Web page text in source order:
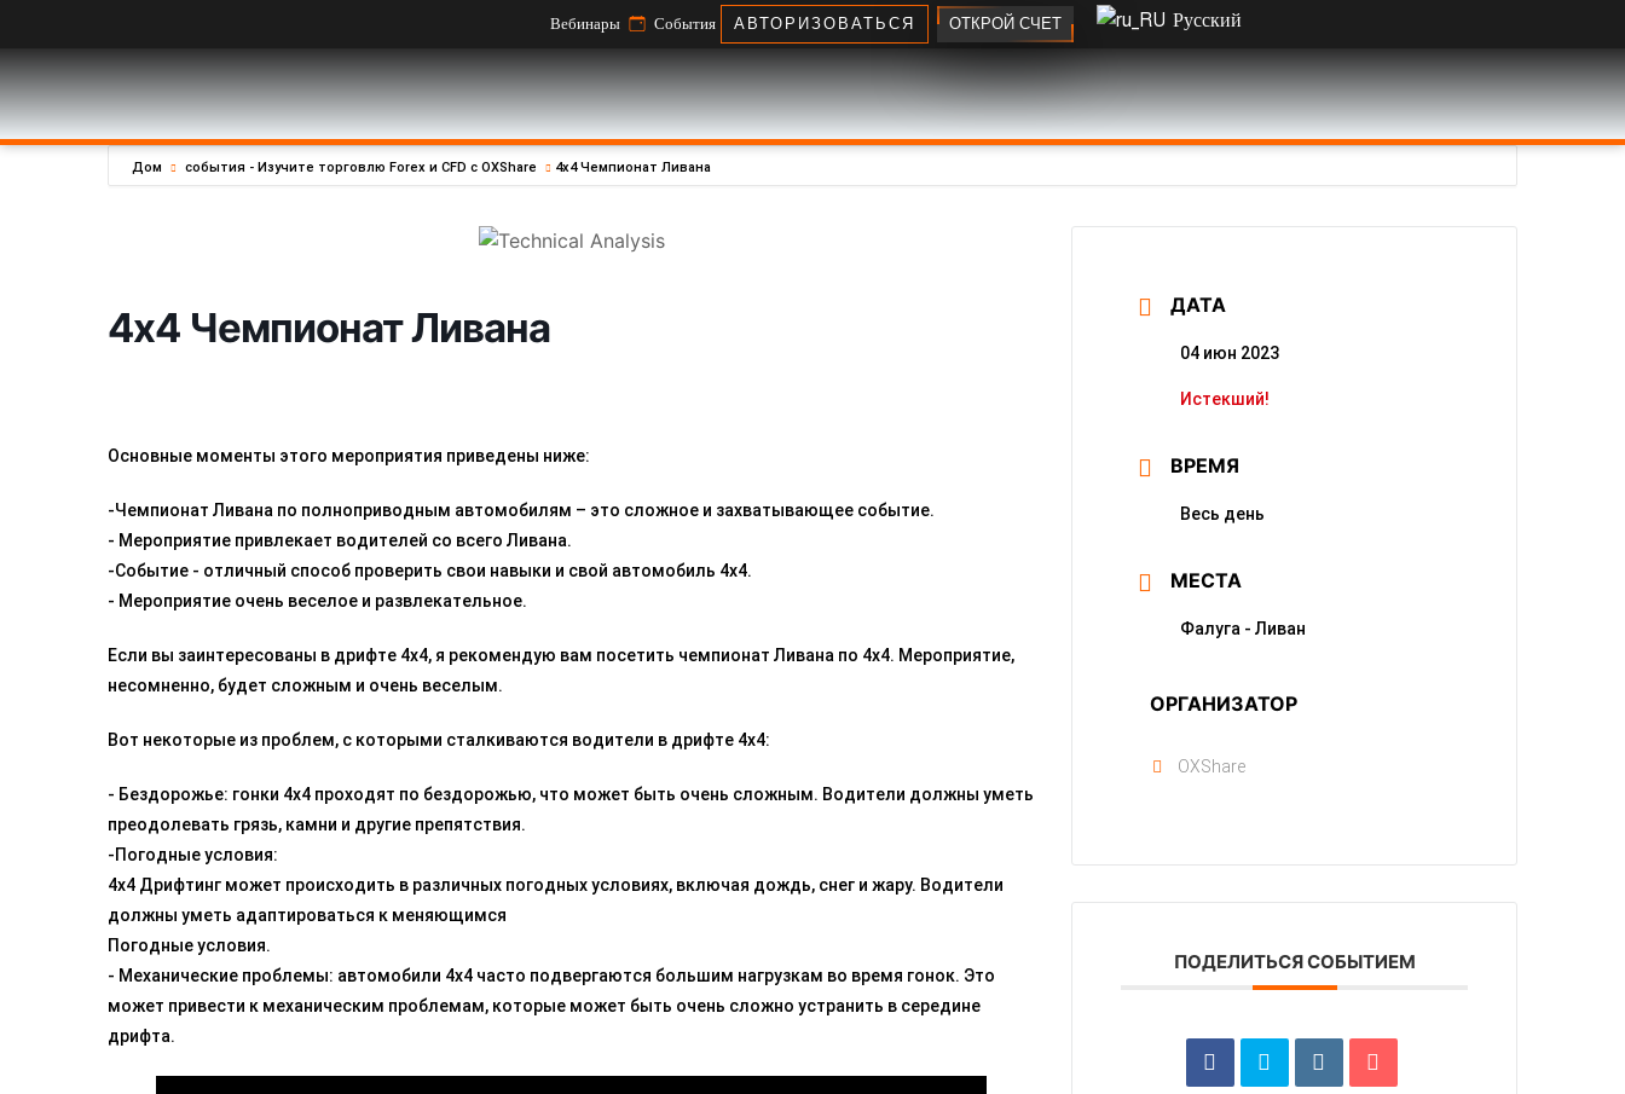
Вебинары События АВТОРИЗОВАТЬСЯ ОТКРОЙ СЧЕТ Русский
Дом события - Изучите торговлю Forex и CFD с OXShare 4x4 Чемпионат Ливана
4x4 Чемпионат Ливана
Основные моменты этого мероприятия приведены ниже:
-Чемпионат Ливана по полноприводным автомобилям – это сложное и захватывающее событие.
- Мероприятие привлекает водителей со всего Ливана.
-Событие - отличный способ проверить свои навыки и свой автомобиль 4x4.
- Мероприятие очень веселое и развлекательное.
Если вы заинтересованы в дрифте 4x4, я рекомендую вам посетить чемпионат Ливана по 4x4. Мероприятие,
несомненно, будет сложным и очень веселым.
Вот некоторые из проблем, с которыми сталкиваются водители в дрифте 4x4:
- Бездорожье: гонки 4x4 проходят по бездорожью, что может быть очень сложным. Водители должны уметь
преодолевать грязь, камни и другие препятствия.
-Погодные условия:
4x4 Дрифтинг может происходить в различных погодных условиях, включая дождь, снег и жару. Водители
должны уметь адаптироваться к меняющимся
Погодные условия.
- Механические проблемы: автомобили 4x4 часто подвергаются большим нагрузкам во время гонок. Это
может привести к механическим проблемам, которые может быть очень сложно устранить в середине
дрифта.
ДАТА
04 июн 2023
Истекший!
ВРЕМЯ
Весь день
МЕСТА
Фалуга - Ливан
ОРГАНИЗАТОР
OXShare
ПОДЕЛИТЬСЯ СОБЫТИЕМ